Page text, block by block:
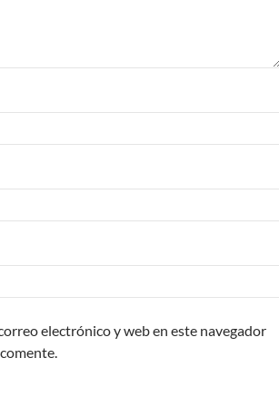
electrónico y web en este navegador